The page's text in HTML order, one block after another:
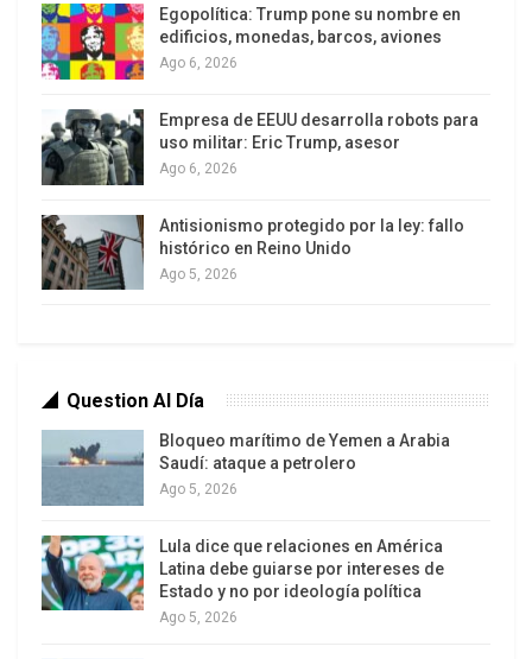
regulados en el ordenamiento jurídico nacional,
no procede las disculpas públicas y por
consiguiente la condena al pago por este
concepto», reza el documento.
Durante 26 años, entre 1964 y 1990, Chevron-
son las provincias de Sucumbíos y Orellana. Tras
su salida del país, la empresa dejó en aquella zona
daños ambientales que han sido denunciados por
en el ecosistema amazónico al vertir 680.000
barriles de crudo a los ríos, flora y fauna.
El propio representante legal de Texaco, Rodrigo
15.834 millones de galones de agua tóxica,
altamente cancerígena.
Egopolítica: Trump pone su nombre en
edificios, monedas, barcos, aviones
Ago 6, 2026
Empresa de EEUU desarrolla robots para
uso militar: Eric Trump, asesor
Ago 6, 2026
Antisionismo protegido por la ley: fallo
histórico en Reino Unido
Ago 5, 2026
Question Al Día
Bloqueo marítimo de Yemen a Arabia
Saudí: ataque a petrolero
Ago 5, 2026
Lula dice que relaciones en América
Latina debe guiarse por intereses de
Estado y no por ideología política
Ago 5, 2026